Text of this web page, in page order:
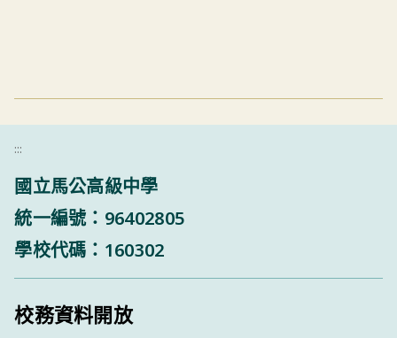
:::
國立馬公高級中學
統一編號：96402805
學校代碼：160302
校務資料開放